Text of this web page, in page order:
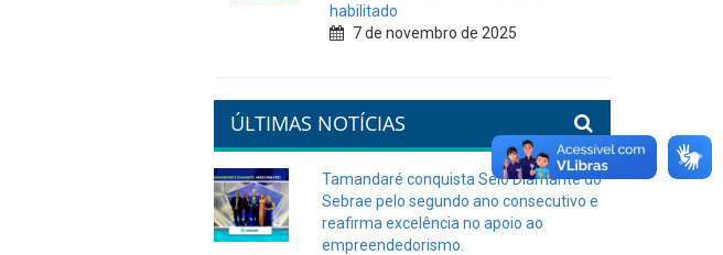
habilitado
7 de novembro de 2025
ÚLTIMAS NOTÍCIAS
Tamandaré conquista Selo Diamante do
Sebrae pelo segundo ano consecutivo e
reafirma excelência no apoio ao
empreendedorismo.